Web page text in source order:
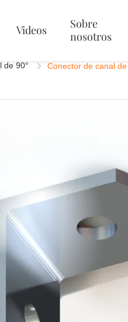
Videos
Sobre
nosotros
de 90° Conector de canal